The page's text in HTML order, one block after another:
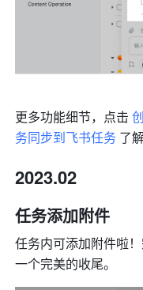
更多功能细节，点击
务同步到飞书任务 了
2023.02
任务添加附件
任务内可添加附件啦
一个完美的收尾。